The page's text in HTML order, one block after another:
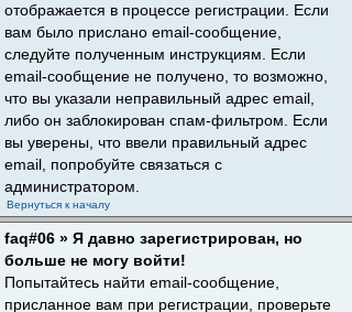
отображается в процессе регистрации. Если
вам было прислано email-сообщение,
следуйте полученным инструкциям. Если
email-сообщение не получено, то возможно,
что вы указали неправильный адрес email,
либо он заблокирован спам-фильтром. Если
вы уверены, что ввели правильный адрес
email, попробуйте связаться с
администратором.
Вернуться к началу
faq#06 » Я давно зарегистрирован, но
больше не могу войти!
Попытайтесь найти email-сообщение,
присланное вам при регистрации, проверьте